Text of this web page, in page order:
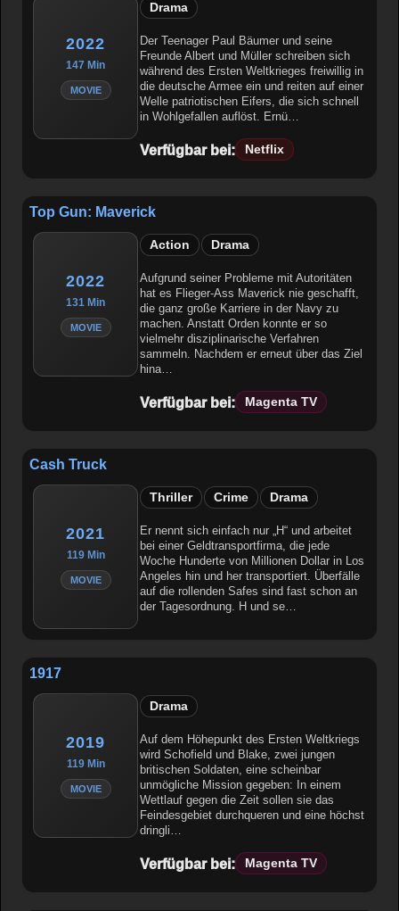
2022
147 Min
MOVIE
Drama
Der Teenager Paul Bäumer und seine
Freunde Albert und Müller schreiben sich
während des Ersten Weltkrieges freiwillig in
die deutsche Armee ein und reiten auf einer
Welle patriotischen Eifers, die sich schnell
in Wohlgefallen auflöst. Ernü…
Verfügbar bei: Netflix
Top Gun: Maverick
2022
131 Min
MOVIE
Action Drama
Aufgrund seiner Probleme mit Autoritäten
hat es Flieger-Ass Maverick nie geschafft,
die ganz große Karriere in der Navy zu
machen. Anstatt Orden konnte er so
vielmehr disziplinarische Verfahren
sammeln. Nachdem er erneut über das Ziel
hina…
Verfügbar bei: Magenta TV
Cash Truck
2021
119 Min
MOVIE
Thriller Crime Drama
Er nennt sich einfach nur „H“ und arbeitet
bei einer Geldtransportfirma, die jede
Woche Hunderte von Millionen Dollar in Los
Angeles hin und her transportiert. Überfälle
auf die rollenden Safes sind fast schon an
der Tagesordnung. H und se…
1917
2019
119 Min
MOVIE
Drama
Auf dem Höhepunkt des Ersten Weltkriegs
wird Schofield und Blake, zwei jungen
britischen Soldaten, eine scheinbar
unmögliche Mission gegeben: In einem
Wettlauf gegen die Zeit sollen sie das
Feindesgebiet durchqueren und eine höchst
dringli…
Verfügbar bei: Magenta TV